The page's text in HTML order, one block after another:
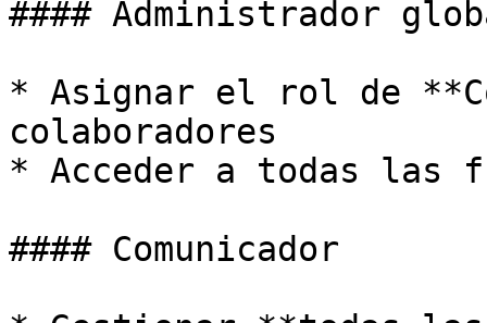
#### Administrador
* Asignar el rol de
colaboradores
* Acceder a todas las
#### Comunicador